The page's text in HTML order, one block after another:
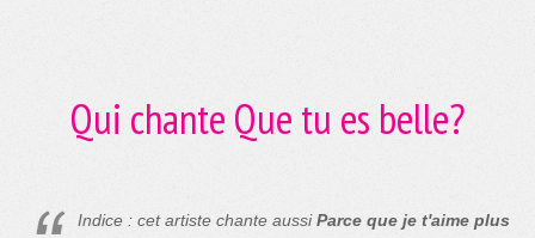
Qui chante Que tu es belle?
Indice : cet artiste chante aussiParce que je t'aime plus